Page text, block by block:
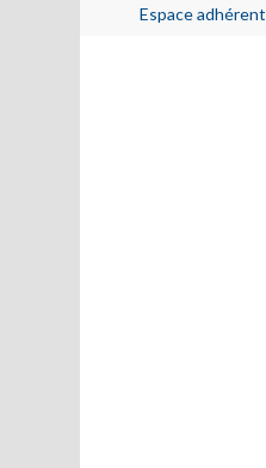
Espace adhérent